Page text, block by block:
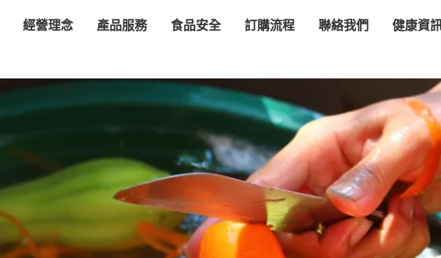
經營理念 產品服務 食品安全 訂購流程 聯絡我們 健康資